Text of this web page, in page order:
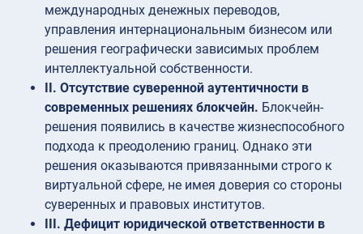
международных денежных переводов,
управления интернациональным бизнесом или
решения географически зависимых проблем
интеллектуальной собственности.
II. Отсутствие суверенной аутентичности в
современных решениях блокчейн. Блокчейн-
решения появились в качестве жизнеспособного
подхода к преодолению границ. Однако эти
решения оказываются привязанными строго к
виртуальной сфере, не имея доверия со стороны
суверенных и правовых институтов.
III. Дефицит юридической ответственности в